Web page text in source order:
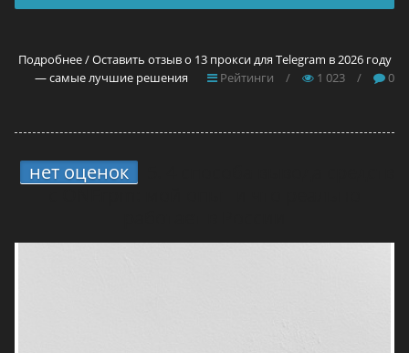
Подробнее / Оставить отзыв о 13 прокси для Telegram в 2026 году
— самые лучшие решения
Рейтинги / 1 023 / 0
нет оценок